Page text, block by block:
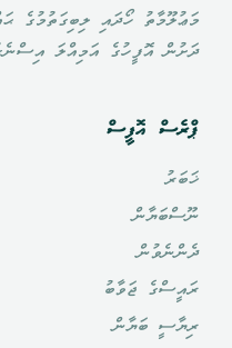
ދަށުން އޮފީހުގެ އަމިއްލަ
ޕްރެސް އޮފީސް
ޚަބަރު
ނޫސްބަޔާން
ދެންނެވުން
ރައީސްގެ ޖަވާބު
ރިޔާސީ ބަޔާން